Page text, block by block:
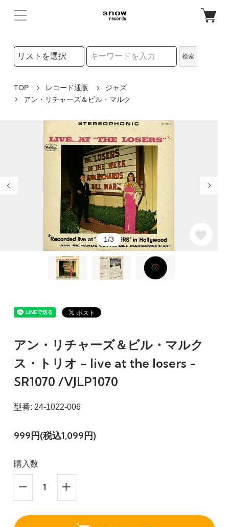
検索リストの選択
検索
TOP レコード通販
ジャズ
アン・リチャーズ＆ビル・マルク
1/3
アン・リチャーズ＆ビル・マルク
ス・トリオ - live at the losers -
SR1070 /VJLP1070
型番: 24-1022-006
999円(税込1,099円)
購入数